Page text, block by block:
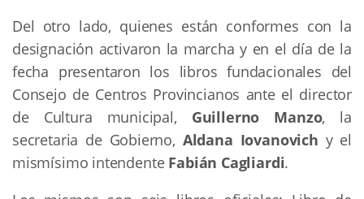
Del otro lado, quienes están conformes con la
designación activaron la marcha y en el día de la
fecha presentaron los libros fundacionales del
Consejo de Centros Provincianos ante el director
de Cultura municipal, Guillerno Manzo, la
secretaria de Gobierno, Aldana Iovanovich y el
mismísimo intendente Fabián Cagliardi.